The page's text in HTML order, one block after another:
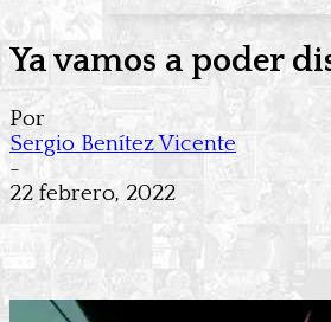
Ya vamos a poder
Por
Sergio Benítez Vicente
-
22 febrero, 2022